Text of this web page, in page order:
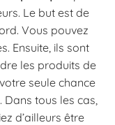
Le but est de
Vous pouvez
Ensuite, ils sont
les produits de
seule chance
Dans tous les cas,
d’ailleurs être